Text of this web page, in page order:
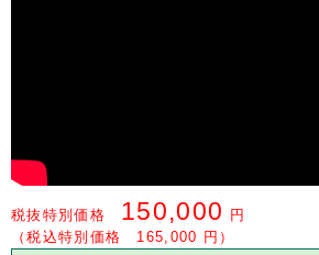
税抜特別価格 150,000
円
（税込特別価格 165,000 円）